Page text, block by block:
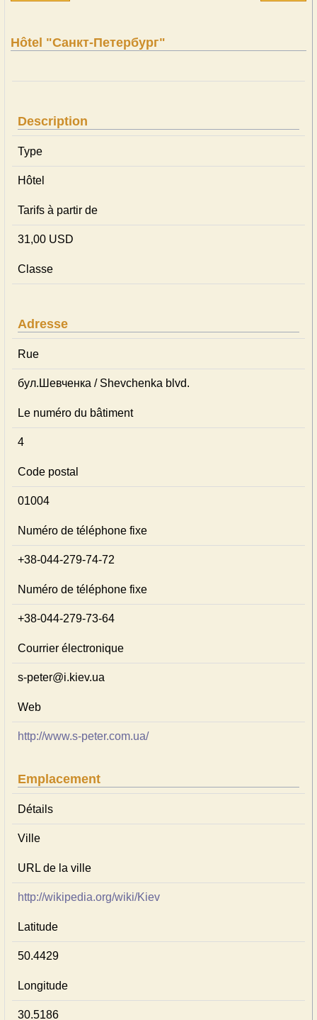
Hôtel "Санкт-Петербург"
Description
Type
Hôtel
Tarifs à partir de
31,00 USD
Classe
Adresse
Rue
бул.Шевченка / Shevchenka blvd.
Le numéro du bâtiment
4
Code postal
01004
Numéro de téléphone fixe
+38-044-279-74-72
Numéro de téléphone fixe
+38-044-279-73-64
Courrier électronique
s-peter@i.kiev.ua
Web
http://www.s-peter.com.ua/
Emplacement
Détails
Ville
URL de la ville
http://wikipedia.org/wiki/Kiev
Latitude
50.4429
Longitude
30.5186